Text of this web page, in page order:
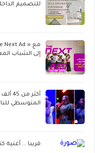
للتصميم
إلى الشباب
المتوسطي
قريبا ...